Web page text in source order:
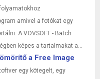
amivel a fotókat egy
A VOVSOFT - Batch
képes a tartalmakat a...
a Free Image
egy kötegelt, egy